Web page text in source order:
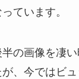
ています。
の画像を凄
、今ではビ